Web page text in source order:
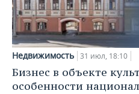
Недвижимость 31 июл, 18:10
Бизнес в объекте
особенности